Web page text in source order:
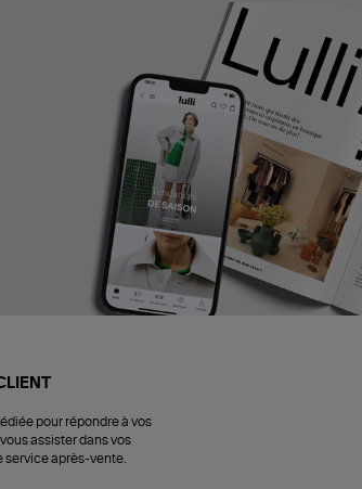
pour répondre à vos
assister dans vos
service après-vente.